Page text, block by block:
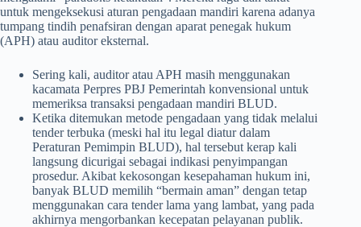
untuk mengeksekusi aturan pengadaan mandiri karena adanya
tumpang tindih penafsiran dengan aparat penegak hukum
(APH) atau auditor eksternal.
Sering kali, auditor atau APH masih menggunakan
kacamata Perpres PBJ Pemerintah konvensional untuk
memeriksa transaksi pengadaan mandiri BLUD.
Ketika ditemukan metode pengadaan yang tidak melalui
tender terbuka (meski hal itu legal diatur dalam
Peraturan Pemimpin BLUD), hal tersebut kerap kali
langsung dicurigai sebagai indikasi penyimpangan
prosedur. Akibat kekosongan kesepahaman hukum ini,
banyak BLUD memilih “bermain aman” dengan tetap
menggunakan cara tender lama yang lambat, yang pada
akhirnya mengorbankan kecepatan pelayanan publik.